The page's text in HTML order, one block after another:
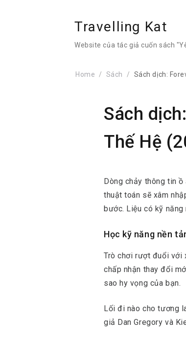
Travelling Kat
Website của tác giả cuốn sách
Home Sách Sách dịch:
Sách
Thế Hệ
Dòng chảy thông tin
thuật toán sẽ xâm
bước. Liệu có kỹ
Học kỹ năng nền
Trò chơi rượt đuổi với
chấp nhận thay đổi
sao hy vọng của bạn.
Lối đi nào cho tương
giả Dan Gregory và